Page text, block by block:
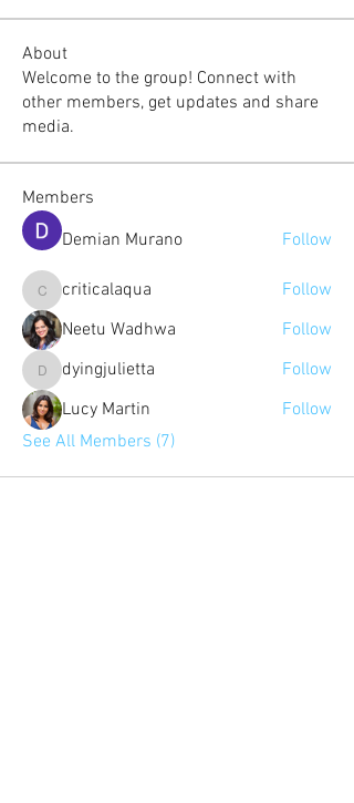
About
Welcome to the group! Connect with
other members, get updates and share
media.
Members
Demian Murano
Follow
criticalaqua
criticalaqua
Follow
Neetu Wadhwa
Follow
dyingjulietta
dyingjulietta
Follow
Lucy Martin
Follow
See All Members (7)